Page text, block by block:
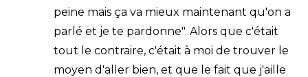
peine mais ça va mieux maintenant qu'on a
parlé et je te pardonne". Alors que c'était
tout le contraire, c'était à moi de trouver le
moyen d'aller bien, et que le fait que j'aille